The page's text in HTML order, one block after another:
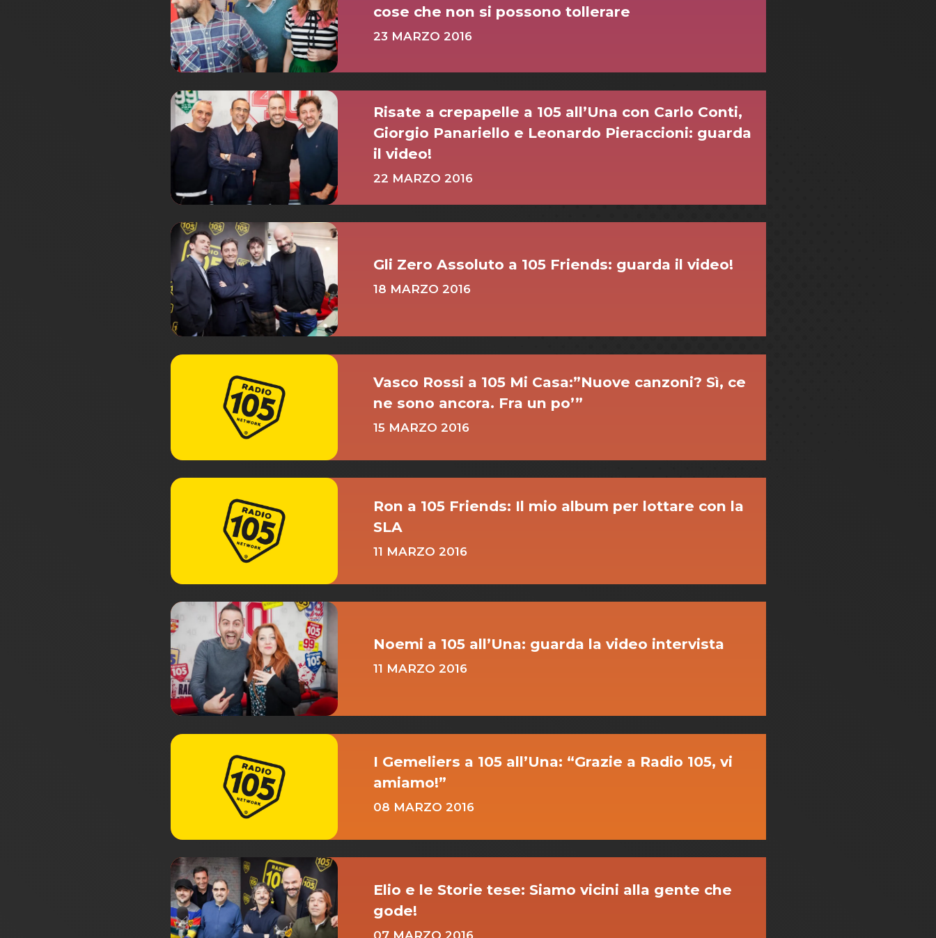
cose che non si possono tollerare
23 MARZO 2016
Risate a crepapelle a 105 all’Una con Carlo Conti,
Giorgio Panariello e Leonardo Pieraccioni: guarda
il video!
22 MARZO 2016
Gli Zero Assoluto a 105 Friends: guarda il video!
18 MARZO 2016
Vasco Rossi a 105 Mi Casa:”Nuove canzoni? Sì, ce
ne sono ancora. Fra un po’”
15 MARZO 2016
Ron a 105 Friends: Il mio album per lottare con la
SLA
11 MARZO 2016
Noemi a 105 all’Una: guarda la video intervista
11 MARZO 2016
I Gemeliers a 105 all’Una: “Grazie a Radio 105, vi
amiamo!”
08 MARZO 2016
Elio e le Storie tese: Siamo vicini alla gente che
gode!
07 MARZO 2016